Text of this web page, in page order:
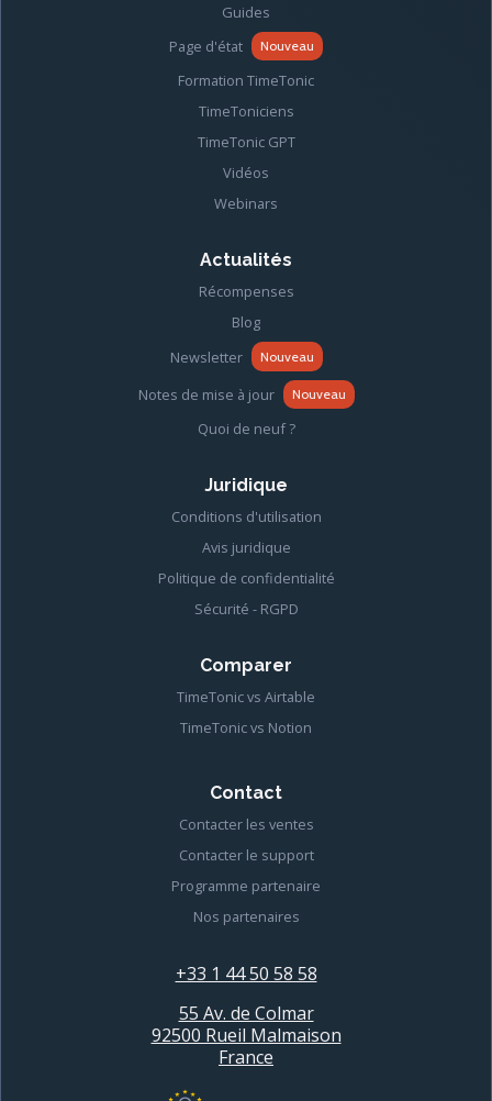
Guides
Page d'état
Nouveau
Formation TimeTonic
TimeToniciens
TimeTonic GPT
Vidéos
Webinars
Actualités
Récompenses
Blog
Newsletter
Nouveau
Notes de mise à jour Nouveau
Quoi de neuf ?
Juridique
Conditions d'utilisation
Avis juridique
Politique de confidentialité
Sécurité - RGPD
Comparer
TimeTonic vs Airtable
TimeTonic vs Notion
Contact
Contacter les ventes
Contacter le support
Programme partenaire
Nos partenaires
+33 1 44 50 58 58
55 Av. de Colmar
92500 Rueil Malmaison
France